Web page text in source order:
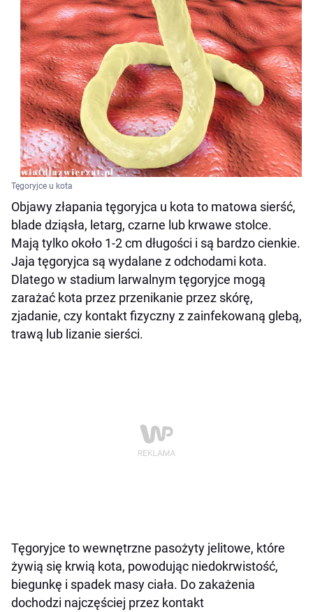
Tęgoryjce u kota
Objawy złapania tęgoryjca u kota to matowa sierść,
blade dziąsła, letarg, czarne lub krwawe stolce.
Mają tylko około 1-2 cm długości i są bardzo cienkie.
Jaja tęgoryjca są wydalane z odchodami kota.
Dlatego w stadium larwalnym tęgoryjce mogą
zarażać kota przez przenikanie przez skórę,
zjadanie, czy kontakt fizyczny z zainfekowaną glebą,
trawą lub lizanie sierści.
Tęgoryjce to wewnętrzne pasożyty jelitowe, które
żywią się krwią kota, powodując niedokrwistość,
biegunkę i spadek masy ciała. Do zakażenia
dochodzi najczęściej przez kontakt